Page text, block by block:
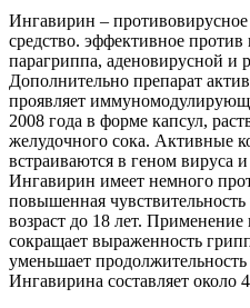
Ингавирин –
средство. эффективное
парагриппа, аденовирусной и
Дополнительно препарат
проявляет
2008 года в форме капсул,
желудочного сока. Активные
встраиваются в геном вируса
Ингавирин имеет немного
повышенная
возраст до 18 лет. Применение
сокращает выраженность
уменьшает
Ингавирина составляет около